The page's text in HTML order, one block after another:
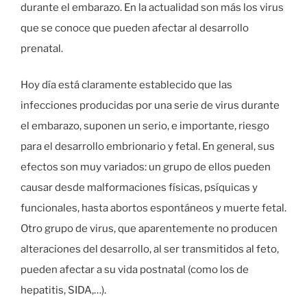
durante el embarazo. En la actualidad son más los virus
que se conoce que pueden afectar al desarrollo
prenatal.
Hoy día está claramente establecido que las
infecciones producidas por una serie de virus durante
el embarazo, suponen un serio, e importante, riesgo
para el desarrollo embrionario y fetal. En general, sus
efectos son muy variados: un grupo de ellos pueden
causar desde malformaciones físicas, psíquicas y
funcionales, hasta abortos espontáneos y muerte fetal.
Otro grupo de virus, que aparentemente no producen
alteraciones del desarrollo, al ser transmitidos al feto,
pueden afectar a su vida postnatal (como los de
hepatitis, SIDA,…).